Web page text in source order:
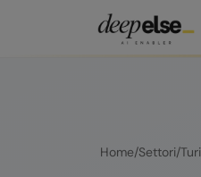
Home/Settori/